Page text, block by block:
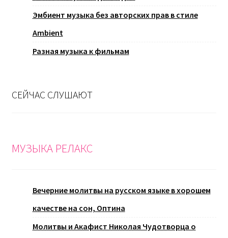
Эмбиент музыка без авторских прав в стиле
Ambient
Разная музыка к фильмам
СЕЙЧАС СЛУШАЮТ
МУЗЫКА РЕЛАКС
Вечерние молитвы на русском языке в хорошем
качестве на сон, Оптина
Молитвы и Акафист Николая Чудотворца о